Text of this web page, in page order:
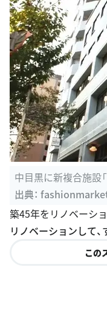
中目黒に新複合施設
プン、目黒川沿い ...
出典：
ORKS.html
築45年をリノベーシ
リノベーションして、
この